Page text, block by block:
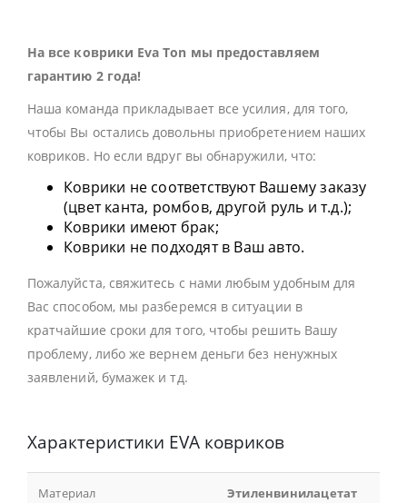
На все коврики Eva Ton мы предоставляем
гарантию 2 года!
Наша команда прикладывает все усилия, для того,
чтобы Вы остались довольны приобретением наших
ковриков. Но если вдруг вы обнаружили, что:
Коврики не соответствуют Вашему заказу
(цвет канта, ромбов, другой руль и т.д.);
Коврики имеют брак;
Коврики не подходят в Ваш авто.
Пожалуйста, свяжитесь с нами любым удобным для
Вас способом, мы разберемся в ситуации в
кратчайшие сроки для того, чтобы решить Вашу
проблему, либо же вернем деньги без ненужных
заявлений, бумажек и тд.
Характеристики EVA ковриков
Материал Этиленвинилацетат